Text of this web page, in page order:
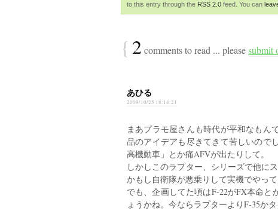
to this entry through the RSS 2.0 feed. You can
{ 2 comments to read ... pleasesubmit
あひる
2009/10/25 18:14:21
まあプラモ屋さんも時代が平和なもん
品のアイデアも尽きてきて苦しいので
高機動車」とか痛AFVが出たりして。
しかしこのラプター、シリーズで他に
かもし自衛隊が悪乗りして実機でやっ
でも、企画してた頃はF-22がFX本命
ょうかね。今ならラプターよりF-35か